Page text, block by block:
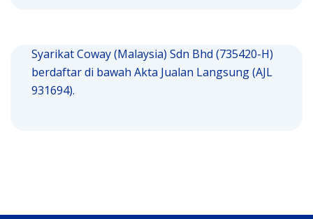
Syarikat Coway (Malaysia) Sdn Bhd (735420-H)
berdaftar di bawah Akta Jualan Langsung (AJL
931694).